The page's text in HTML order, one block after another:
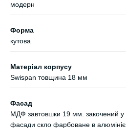
модерн
Форма
кутова
Матеріал корпусу
Swispan товщина 18 мм
Фасад
МДФ завтовшки 19 мм. закочений у
фасади скло фарбоване в